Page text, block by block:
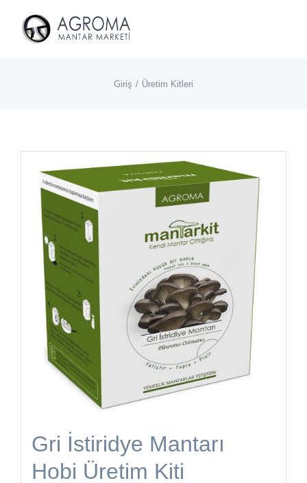
İçeriğe
geç
Giriş Üretim Kitleri
Gri İstiridye Mantarı
Hobi Üretim Kiti